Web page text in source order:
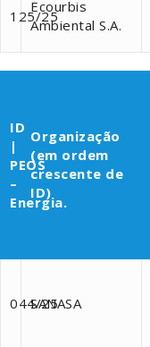
125/25
Ecourbis
Ambiental S.A.
ID
|
PEOS
–
Energia.
Organização
(em ordem
crescente de
ID)
044/25
SANASA